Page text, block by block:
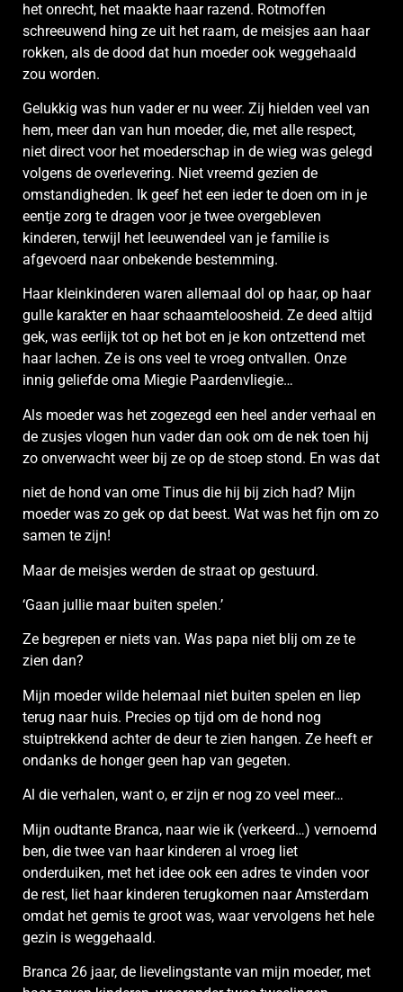
het onrecht, het maakte haar razend. Rotmoffen
schreeuwend hing ze uit het raam, de meisjes aan haar
rokken, als de dood dat hun moeder ook weggehaald
zou worden.
Gelukkig was hun vader er nu weer. Zij hielden veel van
hem, meer dan van hun moeder, die, met alle respect,
niet direct voor het moederschap in de wieg was gelegd
volgens de overlevering. Niet vreemd gezien de
omstandigheden. Ik geef het een ieder te doen om in je
eentje zorg te dragen voor je twee overgebleven
kinderen, terwijl het leeuwendeel van je familie is
afgevoerd naar onbekende bestemming.
Haar kleinkinderen waren allemaal dol op haar, op haar
gulle karakter en haar schaamteloosheid. Ze deed altijd
gek, was eerlijk tot op het bot en je kon ontzettend met
haar lachen. Ze is ons veel te vroeg ontvallen. Onze
innig geliefde oma Miegie Paardenvliegie…
Als moeder was het zogezegd een heel ander verhaal en
de zusjes vlogen hun vader dan ook om de nek toen hij
zo onverwacht weer bij ze op de stoep stond. En was dat
niet de hond van ome Tinus die hij bij zich had? Mijn
moeder was zo gek op dat beest. Wat was het fijn om zo
samen te zijn!
Maar de meisjes werden de straat op gestuurd.
‘Gaan jullie maar buiten spelen.’
Ze begrepen er niets van. Was papa niet blij om ze te
zien dan?
Mijn moeder wilde helemaal niet buiten spelen en liep
terug naar huis. Precies op tijd om de hond nog
stuiptrekkend achter de deur te zien hangen. Ze heeft er
ondanks de honger geen hap van gegeten.
Al die verhalen, want o, er zijn er nog zo veel meer…
Mijn oudtante Branca, naar wie ik (verkeerd…) vernoemd
ben, die twee van haar kinderen al vroeg liet
onderduiken, met het idee ook een adres te vinden voor
de rest, liet haar kinderen terugkomen naar Amsterdam
omdat het gemis te groot was, waar vervolgens het hele
gezin is weggehaald.
Branca 26 jaar, de lievelingstante van mijn moeder, met